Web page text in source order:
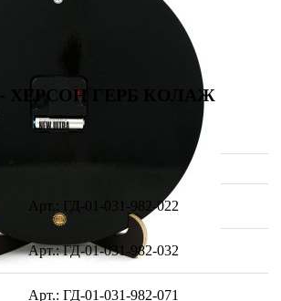
ХЕРСОН ГЕРБ КОЛАЖ
ГД-01-031-982-022
ГД-01-031-982-032
ГД-01-031-982-071